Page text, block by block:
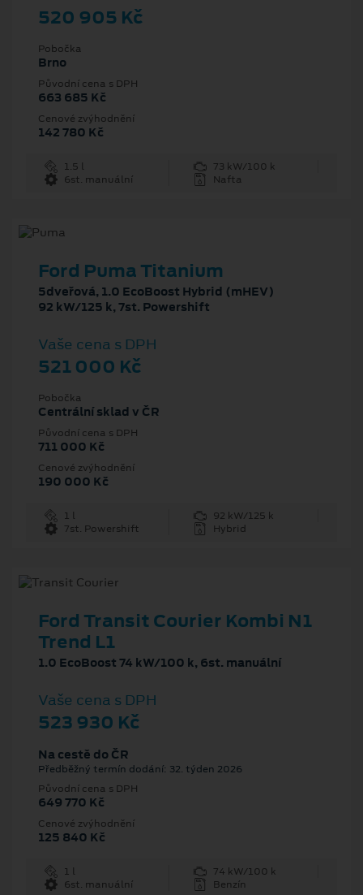
520 905 Kč
Pobočka
Brno
Původní cena s DPH
663 685 Kč
Cenové zvýhodnění
142 780 Kč
1.5 l
73 kW/100 k
6st. manuální
Nafta
Ford Puma Titanium
5dveřová, 1.0 EcoBoost Hybrid (mHEV)
92 kW/125 k, 7st. Powershift
Vaše cena s DPH
521 000 Kč
Pobočka
Centrální sklad v ČR
Původní cena s DPH
711 000 Kč
Cenové zvýhodnění
190 000 Kč
1 l
92 kW/125 k
7st. Powershift
Hybrid
Ford Transit Courier Kombi N1
Trend L1
1.0 EcoBoost 74 kW/100 k, 6st. manuální
Vaše cena s DPH
523 930 Kč
Na cestě do ČR
Předběžný termín dodání: 32. týden 2026
Původní cena s DPH
649 770 Kč
Cenové zvýhodnění
125 840 Kč
1 l
74 kW/100 k
6st. manuální
Benzín